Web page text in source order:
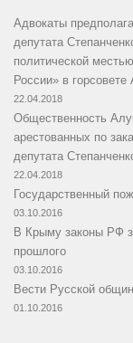
Адвокаты
депутата
политической
России» в
22.04.2018
Общественность
арестованных по
депутата
22.04.2018
Государственный
03.10.2016
В Крыму законы РФ
прошлого
03.10.2016
Вести Русской
01.10.2016